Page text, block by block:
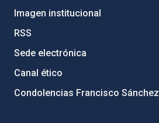
Imagen institucional
RSS
Sede electrónica
Canal ético
Condolencias Francisco Sánchez